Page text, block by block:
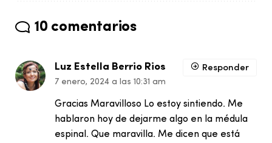
10 comentarios
Luz Estella Berrio Rios
7 enero, 2024 a las 10:31 am
Gracias Maravilloso Lo estoy sintiendo. Me
hablaron hoy de dejarme algo en la médula
espinal. Que maravilla. Me dicen que está
Responder